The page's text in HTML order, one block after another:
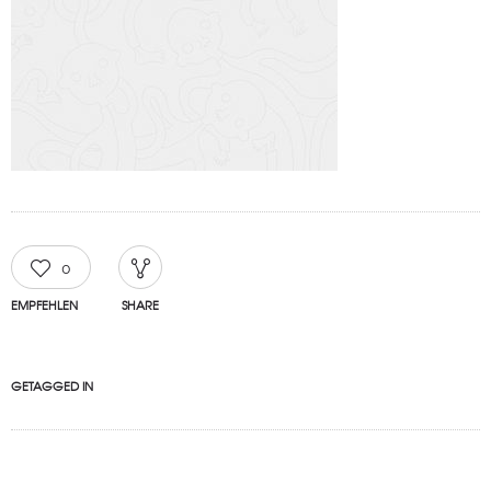
0
EMPFEHLEN SHARE
GETAGGED IN